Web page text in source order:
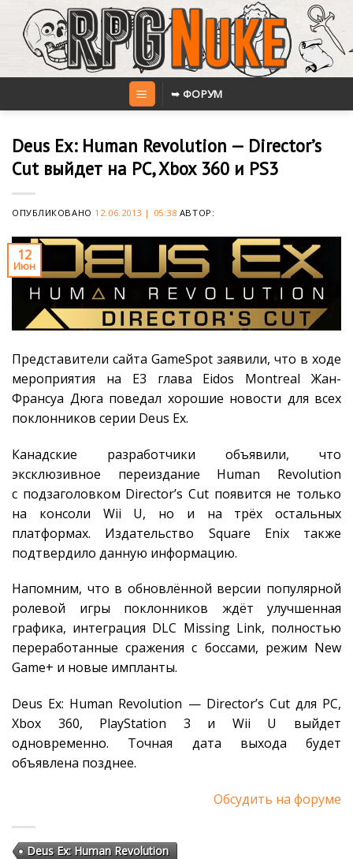
content
➥ ФОРУМ
Deus Ex: Human Revolution — Director’s
Cut выйдет на PC, Xbox 360 и PS3
ОПУБЛИКОВАНО 12.06.2013 | 05:38 АВТОР:
12
Июн
Представители сайта GameSpot заявили, что в ходе
мероприятия на E3 глава Eidos Montreal Жан-
Франсуа Дюга поведал хорошие новости для всех
поклонников серии Deus Ex.
Канадские разработчики объявили, что
эксклюзивное переиздание Human Revolution
с подзаголовком Director’s Cut появится не только
на консоли Wii U, но и на трёх остальных
платформах. Издательство Square Enix также
подтвердило данную информацию.
Напомним, что в обновлённой версии популярной
ролевой игры поклонников ждёт улучшенная
графика, интеграция DLC Missing Link, полностью
переработанные сражения с боссами, режим New
Game+ и новые импланты.
Deus Ex: Human Revolution — Director’s Cut для PC,
Xbox 360, PlayStation 3 и Wii U выйдет
одновременно. Точная дата выхода будет
объявлена позднее.
Обсудить на форуме
Deus Ex: Human Revolution